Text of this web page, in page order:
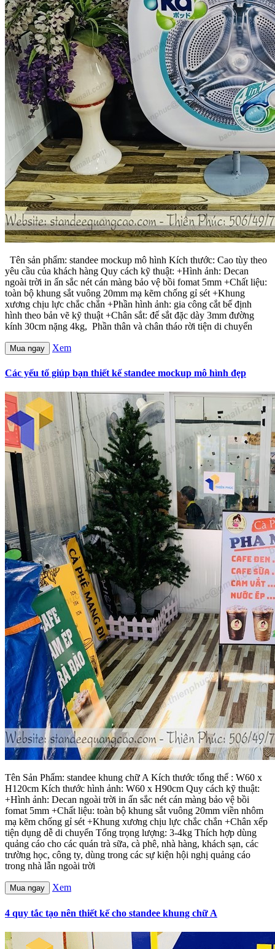
Tên sản phẩm: standee mockup mô hình Kích thước: Cao tùy theo
yêu cầu của khách hàng Quy cách kỹ thuật: +Hình ảnh: Decan
ngoài trời in ấn sắc nét cán màng bảo vệ bồi fomat 5mm +Chất liệu:
toàn bộ khung sắt vuông 20mm mạ kẽm chống gỉ sét +Khung
xương chịu lực chắc chắn +Phần hình ảnh: gia công cắt bế định
hình theo bản vẽ kỹ thuật +Chân sắt: đế sắt đặc dày 3mm đường
kính 30cm nặng 4kg, Phần thân và chân tháo rời tiện di chuyển
Mua ngay Xem
Các yếu tố giúp bạn thiết kế standee mockup mô hình đẹp
Tên Sản Phẩm: standee khung chữ A Kích thước tổng thể : W60 x
H120cm Kích thước hình ảnh: W60 x H90cm Quy cách kỹ thuật:
+Hình ảnh: Decan ngoài trời in ấn sắc nét cán màng bảo vệ bồi
fomat 5mm +Chất liệu: toàn bộ khung sắt vuông 20mm viền nhôm
mạ kẽm chống gỉ sét +Khung xương chịu lực chắc chắn +Chân xếp
tiện dụng dễ di chuyển Tổng trọng lượng: 3-4kg Thích hợp dùng
quảng cáo cho các quán trà sữa, cà phê, nhà hàng, khách sạn, các
trường học, công ty, dùng trong các sự kiện hội nghị quảng cáo
trong nhà lẫn ngoài trời
Mua ngay Xem
4 quy tắc tạo nên thiết kế cho standee khung chữ A